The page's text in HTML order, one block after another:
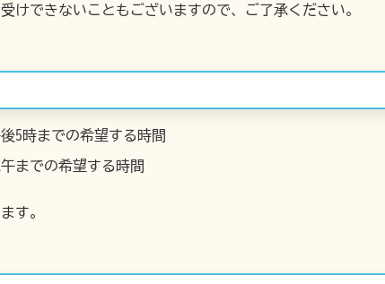
けできないこともございますので、ご了承ください。
5時までの希望する時間
での希望する時間
す。